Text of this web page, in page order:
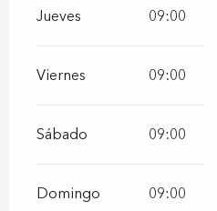
Jueves 09:00
Viernes 09:00
Sábado 09:00
Domingo 09:00